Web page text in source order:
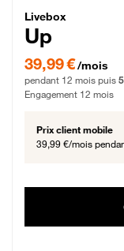
Livebox Up
Livebox
Up
39,99 € par mois
39,99 €/mois
pendant 12 mois puis
Engagement 12 mois
Prix client mobile
39,99 €/mois